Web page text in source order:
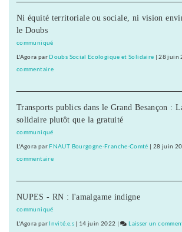
Ni équité territoriale ou sociale, ni vision
le Doubs
communiqué
L'Agora parDoubs Social Ecologique et Solidaire |28 juin
commentaireon
cherche
sa
place
Transports publics dans le Grand Besançon :
solidaire plutôt que la gratuité
communiqué
L'Agora parFNAUT Bourgogne-Franche-Comté | 28 juin
commentaireon
cherche
sa
NUPES - RN : l'amalgame indigne
communiqué
L'Agora par Invité.e.s| 14 juin 2022 | Laisser un